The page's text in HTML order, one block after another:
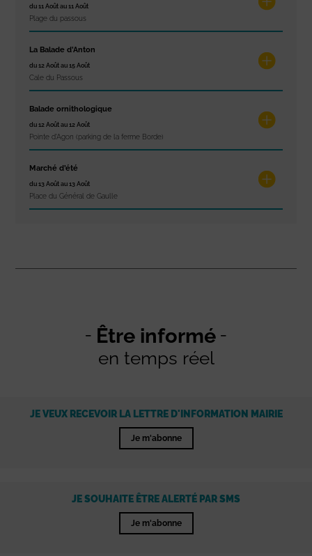
du 11 Août au 11 Août
Plage du passous
La Balade d’Anton
du 12 Août au 15 Août
Cale du Passous
Balade ornithologique
du 12 Août au 12 Août
Pointe d'Agon (parking de la ferme Borde)
Marché d’été
du 13 Août au 13 Août
Place du Général de Gaulle
Être informé
en temps réel
JE VEUX RECEVOIR LA LETTRE D'INFORMATION MAIRIE
Je m'abonne
JE SOUHAITE ÊTRE ALERTÉ PAR SMS
Je m'abonne